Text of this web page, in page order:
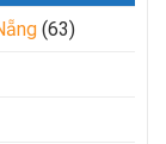
(63)